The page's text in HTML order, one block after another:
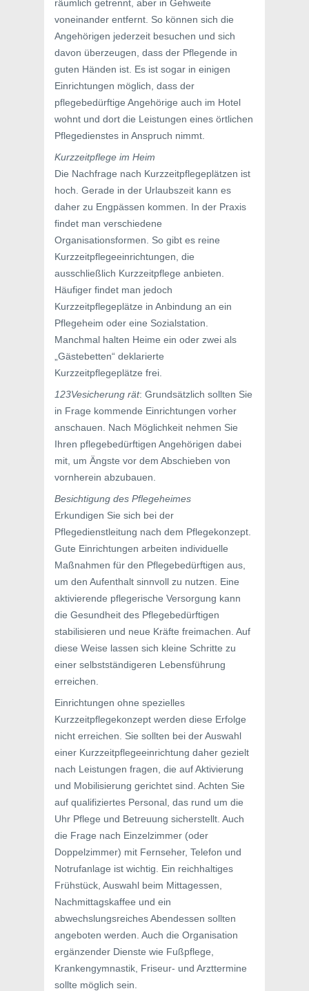
räumlich getrennt, aber in Gehweite
voneinander entfernt. So können sich die
Angehörigen jederzeit besuchen und sich
davon überzeugen, dass der Pflegende in
guten Händen ist. Es ist sogar in einigen
Einrichtungen möglich, dass der
pflegebedürftige Angehörige auch im Hotel
wohnt und dort die Leistungen eines örtlichen
Pflegedienstes in Anspruch nimmt.
Kurzzeitpflege im Heim
Die Nachfrage nach Kurzzeitpflegeplätzen ist
hoch. Gerade in der Urlaubszeit kann es
daher zu Engpässen kommen. In der Praxis
findet man verschiedene
Organisationsformen. So gibt es reine
Kurzzeitpflegeeinrichtungen, die
ausschließlich Kurzzeitpflege anbieten.
Häufiger findet man jedoch
Kurzzeitpflegeplätze in Anbindung an ein
Pflegeheim oder eine Sozialstation.
Manchmal halten Heime ein oder zwei als
„Gästebetten“ deklarierte
Kurzzeitpflegeplätze frei.
123Vesicherung rät: Grundsätzlich sollten Sie
in Frage kommende Einrichtungen vorher
anschauen. Nach Möglichkeit nehmen Sie
Ihren pflegebedürftigen Angehörigen dabei
mit, um Ängste vor dem Abschieben von
vornherein abzubauen.
Besichtigung des Pflegeheimes
Erkundigen Sie sich bei der
Pflegedienstleitung nach dem Pflegekonzept.
Gute Einrichtungen arbeiten individuelle
Maßnahmen für den Pflegebedürftigen aus,
um den Aufenthalt sinnvoll zu nutzen. Eine
aktivierende pflegerische Versorgung kann
die Gesundheit des Pflegebedürftigen
stabilisieren und neue Kräfte freimachen. Auf
diese Weise lassen sich kleine Schritte zu
einer selbstständigeren Lebensführung
erreichen.
Einrichtungen ohne spezielles
Kurzzeitpflegekonzept werden diese Erfolge
nicht erreichen. Sie sollten bei der Auswahl
einer Kurzzeitpflegeeinrichtung daher gezielt
nach Leistungen fragen, die auf Aktivierung
und Mobilisierung gerichtet sind. Achten Sie
auf qualifiziertes Personal, das rund um die
Uhr Pflege und Betreuung sicherstellt. Auch
die Frage nach Einzelzimmer (oder
Doppelzimmer) mit Fernseher, Telefon und
Notrufanlage ist wichtig. Ein reichhaltiges
Frühstück, Auswahl beim Mittagessen,
Nachmittagskaffee und ein
abwechslungsreiches Abendessen sollten
angeboten werden. Auch die Organisation
ergänzender Dienste wie Fußpflege,
Krankengymnastik, Friseur- und Arzttermine
sollte möglich sein.